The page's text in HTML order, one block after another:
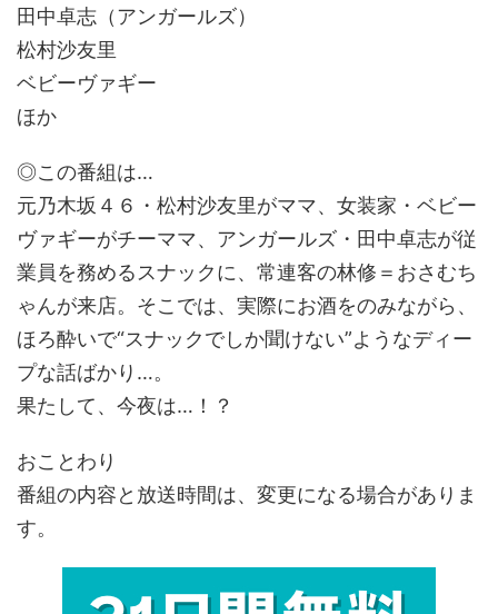
田中卓志（アンガールズ）
松村沙友里
ベビーヴァギー
ほか
◎この番組は…
元乃木坂４６・松村沙友里がママ、女装家・ベビー
ヴァギーがチーママ、アンガールズ・田中卓志が従
業員を務めるスナックに、常連客の林修＝おさむち
ゃんが来店。そこでは、実際にお酒をのみながら、
ほろ酔いで“スナックでしか聞けない”ようなディー
プな話ばかり…。
果たして、今夜は…！？
おことわり
番組の内容と放送時間は、変更になる場合がありま
す。